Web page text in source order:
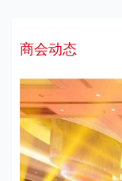
商会动态